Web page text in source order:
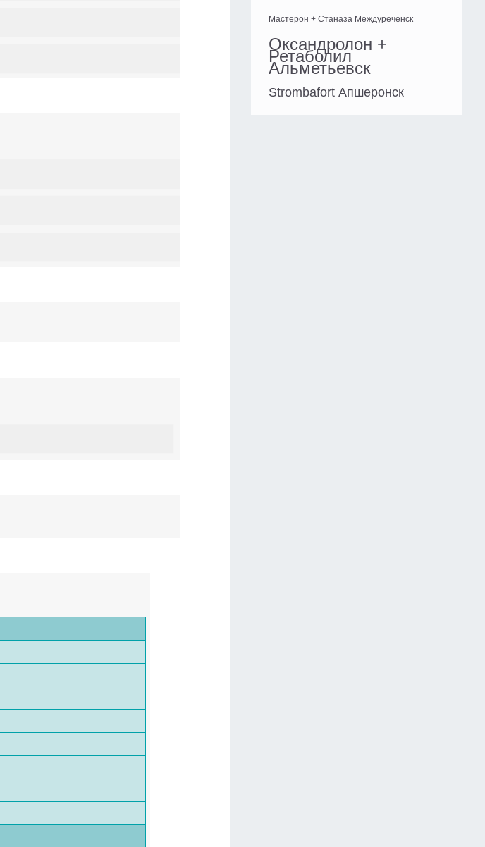
Мастерон + Станаза Междуреченск
Оксандролон +
Ретаболил
Альметьевск
Strombafort Апшеронск